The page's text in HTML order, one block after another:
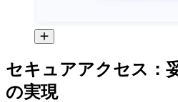
セキュアアクセス：
の実現